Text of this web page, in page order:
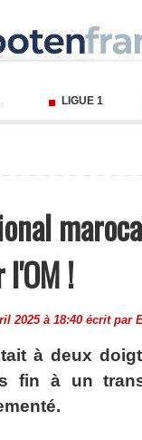
LIGUE 1
!
2025 à 18:40 écrit par
à deux
fin à un